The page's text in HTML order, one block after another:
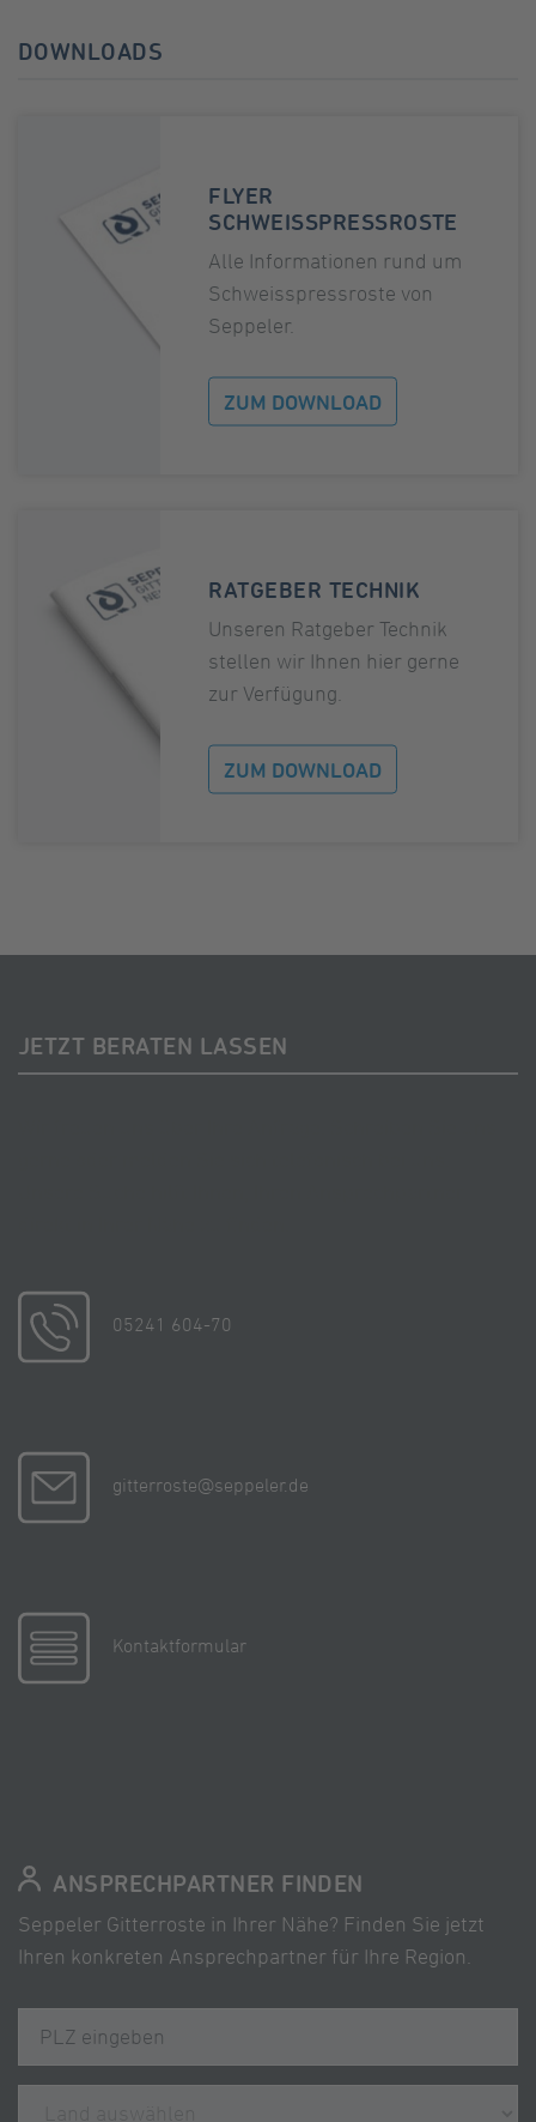
DOWNLOADS
FLYER
SCHWEISSPRESSROSTE
Alle Informationen rund um
Schweisspressroste von
Seppeler.
ZUM DOWNLOAD
RATGEBER TECHNIK
Unseren Ratgeber Technik
stellen wir Ihnen hier gerne
zur Verfügung.
ZUM DOWNLOAD
JETZT BERATEN LASSEN
05241 604-70
gitterroste@seppeler.de
Kontaktformular
ANSPRECHPARTNER FINDEN
Seppeler Gitterroste in Ihrer Nähe? Finden Sie jetzt
Ihren konkreten Ansprechpartner für Ihre Region.